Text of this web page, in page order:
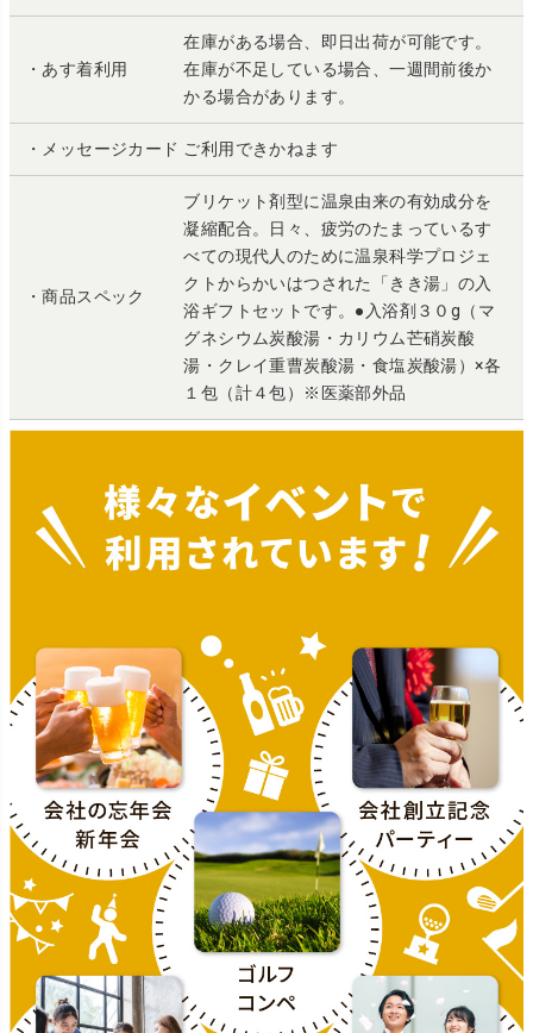
・あす着利用
在庫がある場合、即日出荷が可能です。
在庫が不足している場合、一週間前後か
かる場合があります。
・メッセージカード ご利用できかねます
・商品スペック
ブリケット剤型に温泉由来の有効成分を
凝縮配合。日々、疲労のたまっているす
べての現代人のために温泉科学プロジェ
クトからかいはつされた「きき湯」の入
浴ギフトセットです。●入浴剤３０g（マ
グネシウム炭酸湯・カリウム芒硝炭酸
湯・クレイ重曹炭酸湯・食塩炭酸湯）×各
１包（計４包）※医薬部外品